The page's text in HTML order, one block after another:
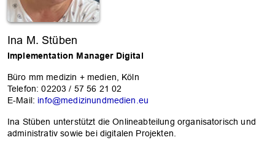
Ina M. Stüben
Implementation Manager Digital
Büro mm medizin + medien, Köln
Telefon: 02203 / 57 56 21 02
E-Mail: info@medizinundmedien.eu
Ina Stüben unterstützt die Onlineabteilung organisatorisch und
administrativ sowie bei digitalen Projekten.